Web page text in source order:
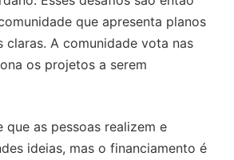
que apresenta planos
claras. A comunidade vota nas
os projetos a serem
que as pessoas realizem e
ideias, mas o financiamento é